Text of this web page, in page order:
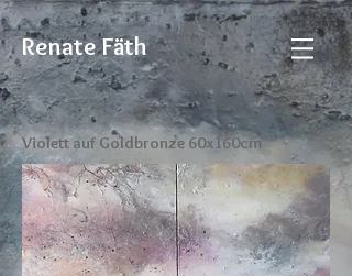
Renate Fäth
Violett auf Goldbronze 60x160cm